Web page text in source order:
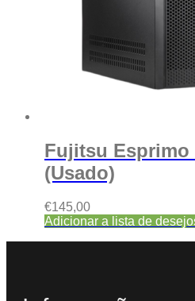
Fujitsu Esprimo
(Usado)
€145,00
Adicionar a lista de